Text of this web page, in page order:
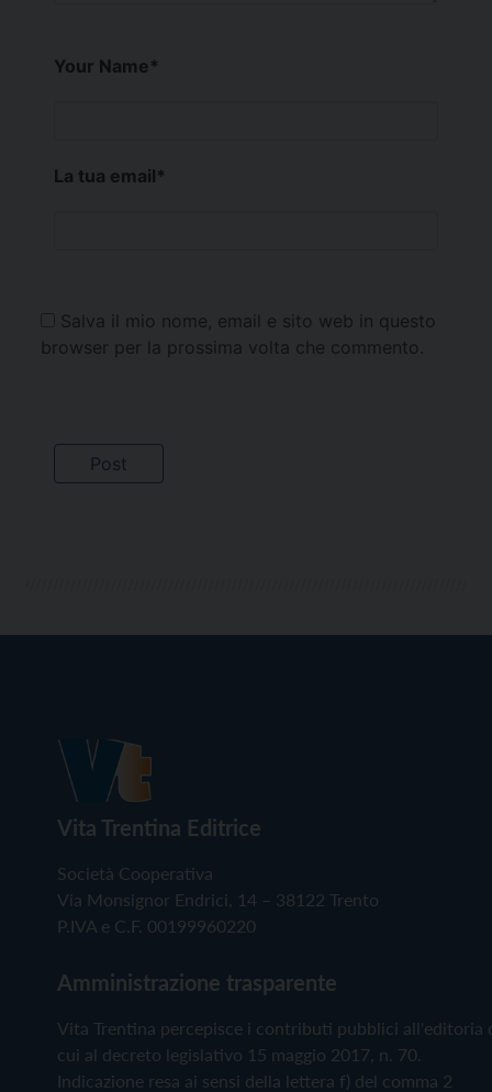
Your Name*
La tua email*
Salva il mio nome, email e sito web in questo
browser per la prossima volta che commento.
Vita Trentina Editrice
Società Cooperativa
Via Monsignor Endrici, 14 – 38122 Trento
P.IVA e C.F. 00199960220
Amministrazione trasparente
Vita Trentina percepisce i contributi pubblici all'editoria
cui al decreto legislativo 15 maggio 2017, n. 70.
Indicazione resa ai sensi della lettera f) del comma 2